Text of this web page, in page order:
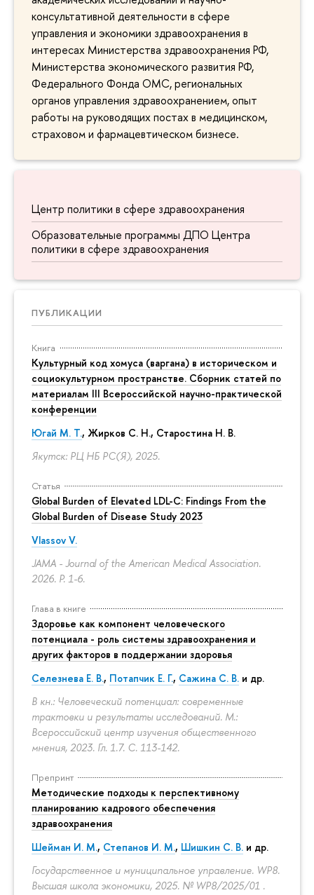
консультативной деятельности в сфере
управления и экономики здравоохранения в
интересах Министерства здравоохранения РФ,
Министерства экономического развития РФ,
Федерального Фонда ОМС, региональных
органов управления здравоохранением, опыт
работы на руководящих постах в медицинском,
страховом и фармацевтическом бизнесе.
Центр политики в сфере здравоохранения
Образовательные программы ДПО Центра
политики в сфере здравоохранения
ПУБЛИКАЦИИ
Книга
Культурный код хомуса (варгана) в историческом и
социокультурном пространстве. Сборник статей по
материалам III Всероссийской научно-практической
конференции
Югай М. Т., Жирков С. Н., Старостина Н. В.
Якутск: РЦ НБ РС(Я), 2025.
Статья
Global Burden of Elevated LDL-C: Findings From the
Global Burden of Disease Study 2023
Vlassov V.
JAMA - Journal of the American Medical Association.
2026. P. 1-6.
Глава в книге
Здоровье как компонент человеческого
потенциала - роль системы здравоохранения и
других факторов в поддержании здоровья
Селезнева Е. В., Потапчик Е. Г., Сажина С. В. и др.
В кн.: Человеческий потенциал: современные
трактовки и результаты исследований. М.:
Всероссийский центр изучения общественного
мнения, 2023. Гл. 1.7. С. 113-142.
Препринт
Методические подходы к перспективному
планированию кадрового обеспечения
здравоохранения
Шейман И. М., Степанов И. М., Шишкин С. В. и др.
Государственное и муниципальное управление. WP8.
Высшая школа экономики, 2025. № WP8/2025/01 .